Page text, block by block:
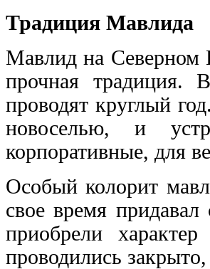
Традиция Мавлида
Мавлид на Северном
прочная традиция.
проводят круглый
новоселью, и
корпоративные, для
Особый колорит
свое время
приобрели
проводились